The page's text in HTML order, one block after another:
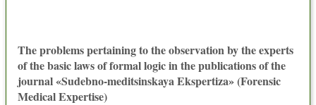
The problems pertaining to the observation by the experts
of the basic laws of formal logic in the publications of the
journal «Sudebno-meditsinskaya Ekspertiza» (Forensic
Medical Expertise)